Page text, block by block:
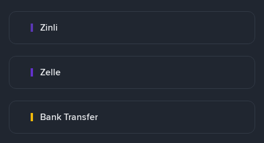
Zinli
Zelle
Bank Transfer